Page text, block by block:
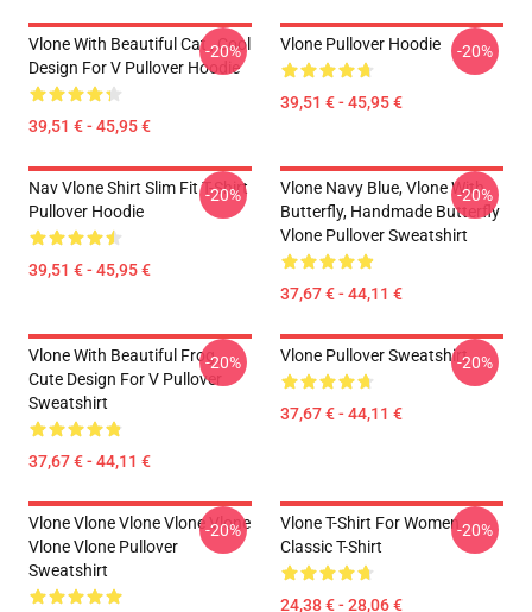
Vlone With Beautiful Cat , Cool
Design For V Pullover Hoodie
39,51 € - 45,95 €
-20% Vlone Pullover Hoodie
39,51 € - 45,95 €
-20%
Nav Vlone Shirt Slim Fit T-Shirt
Pullover Hoodie
39,51 € - 45,95 €
-20%
Vlone Navy Blue, Vlone With
Butterfly, Handmade Butterfly
Vlone Pullover Sweatshirt
37,67 € - 44,11 €
-20%
Vlone With Beautiful Frog ,
Cute Design For V Pullover
Sweatshirt
37,67 € - 44,11 €
-20% Vlone Pullover Sweatshirt
37,67 € - 44,11 €
-20%
Vlone Vlone Vlone Vlone Vlone
Vlone Vlone Pullover
Sweatshirt
-20%
Vlone T-Shirt For Women
Classic T-Shirt
24,38 € - 28,06 €
-20%